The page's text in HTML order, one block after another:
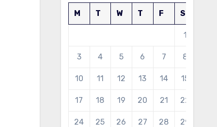
M T W T F S
1
3 4 5 6 7 8
10 11 12 13 14 15
17 18 19 20 21 22
24 25 26 27 28 29